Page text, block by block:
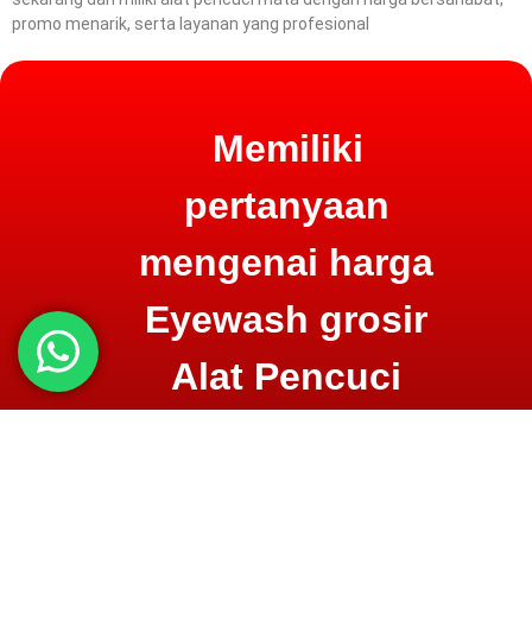
promo menarik, serta layanan yang profesional
Memiliki
pertanyaan
mengenai harga
Eyewash grosir
Alat Pencuci